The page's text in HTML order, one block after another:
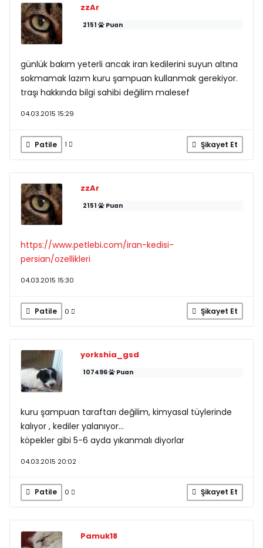
zzAr
2151 Puan
günlük bakım yeterli ancak iran kedilerini suyun altına
sokmamak lazım kuru şampuan kullanmak gerekiyor.
traşı hakkında bilgi sahibi değilim malesef
04.03.2015 15:29
Patile 1 Şikayet Et
zzAr
2151 Puan
https://www.petlebi.com/iran-kedisi-
persian/ozellikleri
04.03.2015 15:30
Patile 0 Şikayet Et
yorkshia_gsd
107496 Puan
kuru şampuan taraftarı değilim, kimyasal tüylerinde
kalıyor , kediler yalanıyor...
köpekler gibi 5-6 ayda yıkanmalı diyorlar
04.03.2015 20:02
Patile 0 Şikayet Et
Pamuk18